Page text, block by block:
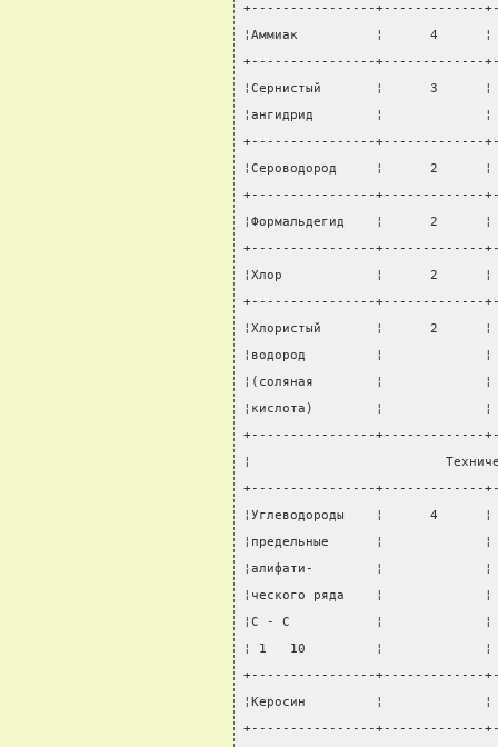
+----------------+-------------
¦Аммиак          ¦      4
+----------------+-------------
¦Сернистый       ¦      3
¦ангидрид        ¦
+----------------+-------------
¦Сероводород     ¦      2
+----------------+-------------
¦Формальдегид    ¦      2
+----------------+-------------
¦Хлор            ¦      2
+----------------+-------------
¦Хлористый       ¦      2
¦водород         ¦
¦(соляная        ¦
¦кислота)        ¦
+----------------+-------------
¦
+----------------+-------------
¦Углеводороды    ¦      4
¦предельные      ¦
¦алифати-        ¦
¦ческого ряда    ¦
¦С - С           ¦
¦ 1   10         ¦
+----------------+-------------
¦Керосин         ¦
+----------------+-------------